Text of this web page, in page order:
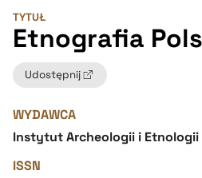
TYTUŁ
Etnografia
Udostępnij
WYDAWCA
Instytut Archeologii i Etnologii
ISSN